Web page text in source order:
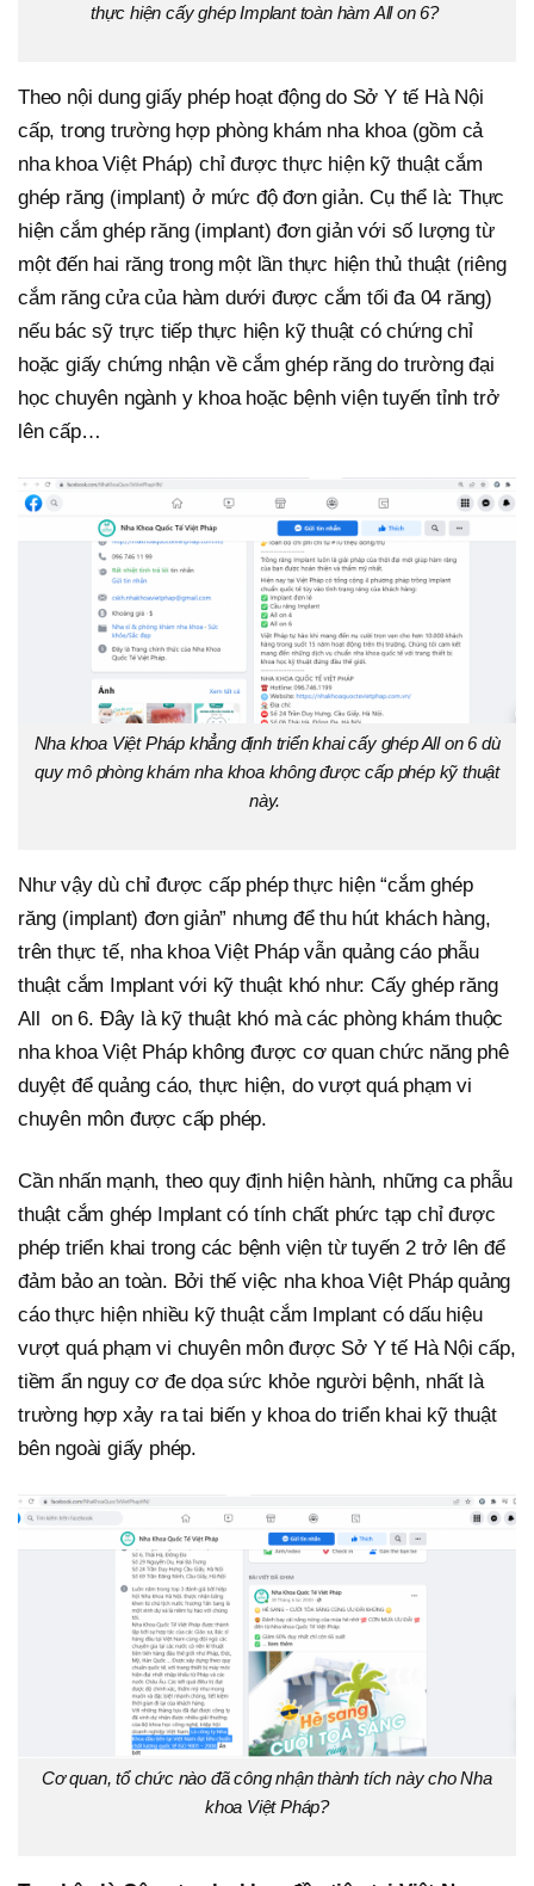
thực hiện cấy ghép Implant toàn hàm All on 6?
Theo nội dung giấy phép hoạt động do Sở Y tế Hà Nội
cấp, trong trường hợp phòng khám nha khoa (gồm cả
nha khoa Việt Pháp) chỉ được thực hiện kỹ thuật cắm
ghép răng (implant) ở mức độ đơn giản. Cụ thể là: Thực
hiện cắm ghép răng (implant) đơn giản với số lượng từ
một đến hai răng trong một lần thực hiện thủ thuật (riêng
cắm răng cửa của hàm dưới được cắm tối đa 04 răng)
nếu bác sỹ trực tiếp thực hiện kỹ thuật có chứng chỉ
hoặc giấy chứng nhận về cắm ghép răng do trường đại
học chuyên ngành y khoa hoặc bệnh viện tuyến tỉnh trở
lên cấp…
Nha khoa Việt Pháp khẳng định triển khai cấy ghép All on 6 dù
quy mô phòng khám nha khoa không được cấp phép kỹ thuật
này.
Như vậy dù chỉ được cấp phép thực hiện “cắm ghép
răng (implant) đơn giản” nhưng để thu hút khách hàng,
trên thực tế, nha khoa Việt Pháp vẫn quảng cáo phẫu
thuật cắm Implant với kỹ thuật khó như: Cấy ghép răng
All on 6. Đây là kỹ thuật khó mà các phòng khám thuộc
nha khoa Việt Pháp không được cơ quan chức năng phê
duyệt để quảng cáo, thực hiện, do vượt quá phạm vi
chuyên môn được cấp phép.
Cần nhấn mạnh, theo quy định hiện hành, những ca phẫu
thuật cắm ghép Implant có tính chất phức tạp chỉ được
phép triển khai trong các bệnh viện từ tuyến 2 trở lên để
đảm bảo an toàn. Bởi thế việc nha khoa Việt Pháp quảng
cáo thực hiện nhiều kỹ thuật cắm Implant có dấu hiệu
vượt quá phạm vi chuyên môn được Sở Y tế Hà Nội cấp,
tiềm ẩn nguy cơ đe dọa sức khỏe người bệnh, nhất là
trường hợp xảy ra tai biến y khoa do triển khai kỹ thuật
bên ngoài giấy phép.
Cơ quan, tổ chức nào đã công nhận thành tích này cho Nha
khoa Việt Pháp?